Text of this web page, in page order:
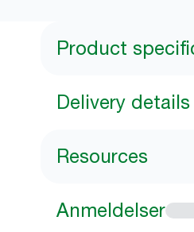
Product
Delivery details
Resources
Anmeldelser